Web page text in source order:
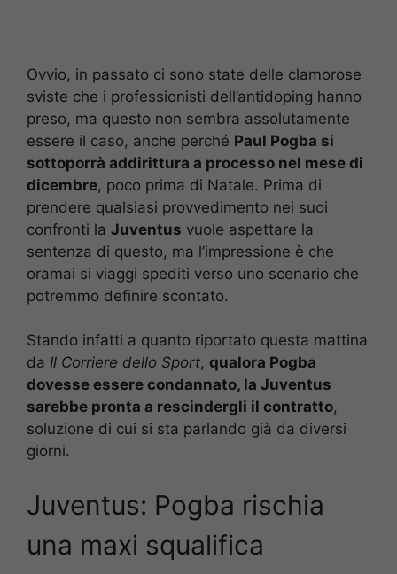
Ovvio, in passato ci sono state delle clamorose
sviste che i professionisti dell’antidoping hanno
preso, ma questo non sembra assolutamente
essere il caso, anche perché Paul Pogba si
sottoporrà addirittura a processo nel mese di
dicembre, poco prima di Natale. Prima di
prendere qualsiasi provvedimento nei suoi
confronti la Juventus vuole aspettare la
sentenza di questo, ma l’impressione è che
oramai si viaggi spediti verso uno scenario che
potremmo definire scontato.
Stando infatti a quanto riportato questa mattina
da Il Corriere dello Sport, qualora Pogba
dovesse essere condannato, la Juventus
sarebbe pronta a rescindergli il contratto,
soluzione di cui si sta parlando già da diversi
giorni.
Juventus: Pogba rischia
una maxi squalifica